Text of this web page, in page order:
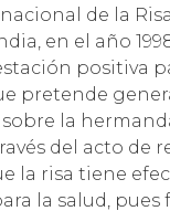
de la
en el año
positiva
pretende
la
del acto de
la risa tiene
la salud, pues